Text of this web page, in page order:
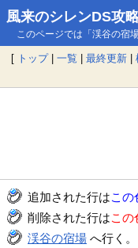
風来のシレンDS攻
このページでは「渓谷の宿
[ トップ| 一覧 | 最終更新 |
追加された行はこの
削除された行はこの
渓谷の宿場 へ行く。